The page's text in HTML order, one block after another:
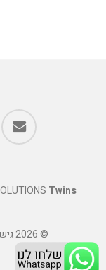
email
Twins
© 2026 גישור גירושין - עורכת הדין נומי יצחק הררי.